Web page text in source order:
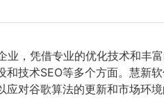
业，凭借专业的优化技术和丰
技术SEO等多个方面。慧新
对谷歌算法的更新和市场环